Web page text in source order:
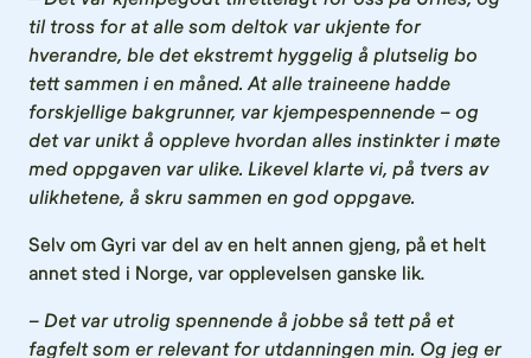
til tross for at alle som deltok var ukjente for
hverandre, ble det ekstremt hyggelig å plutselig bo
tett sammen i en måned. At alle traineene hadde
forskjellige bakgrunner, var kjempespennende – og
det var unikt å oppleve hvordan alles instinkter i møte
med oppgaven var ulike. Likevel klarte vi, på tvers av
ulikhetene, å skru sammen en god oppgave.
Selv om Gyri var del av en helt annen gjeng, på et helt
annet sted i Norge, var opplevelsen ganske lik.
– Det var utrolig spennende å jobbe så tett på et
fagfelt som er relevant for utdanningen min. Og jeg er